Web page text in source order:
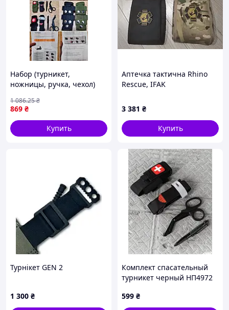
Набор (турникет,
ножницы, ручка, чехол)
869 ₴
1 086.25₴
Купить
Аптечка тактична Rhino
Rеscue, IFAK
3 381 ₴
Купить
Турнікет GEN 2
1 300 ₴
Комплект спасательный
турникет черный НП4972
599 ₴